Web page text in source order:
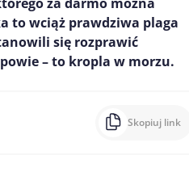
to wciąż prawdziwa plaga
się rozprawić
– to kropla w morzu.
Skopiuj link